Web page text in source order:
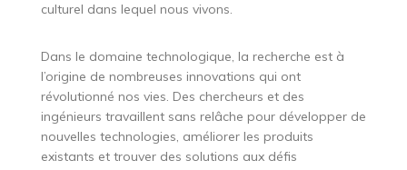
culturel dans lequel nous vivons.
Dans le domaine technologique, la recherche est à
l’origine de nombreuses innovations qui ont
révolutionné nos vies. Des chercheurs et des
ingénieurs travaillent sans relâche pour développer de
nouvelles technologies, améliorer les produits
existants et trouver des solutions aux défis